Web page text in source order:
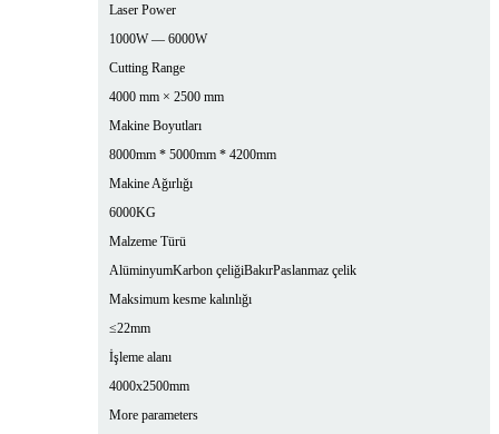
Laser Power
1000W — 6000W
Cutting Range
4000 mm × 2500 mm
Makine Boyutları
8000mm * 5000mm * 4200mm
Makine Ağırlığı
6000KG
Malzeme Türü
AlüminyumKarbon çeliğiBakırPaslanmaz çelik
Maksimum kesme kalınlığı
≤22mm
İşleme alanı
4000x2500mm
More parameters